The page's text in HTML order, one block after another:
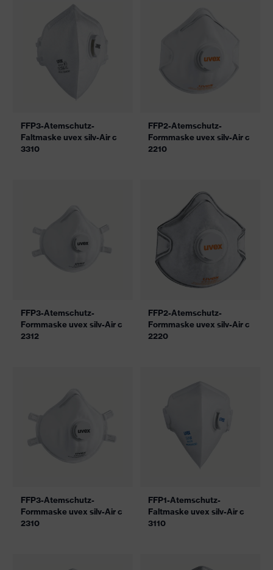
FFP3-Atemschutz-
Faltmaske uvex silv-Air c
3310
FFP2-Atemschutz-
Formmaske uvex silv-Air c
2210
FFP3-Atemschutz-
Formmaske uvex silv-Air c
2312
FFP2-Atemschutz-
Formmaske uvex silv-Air c
2220
FFP3-Atemschutz-
Formmaske uvex silv-Air c
2310
FFP1-Atemschutz-
Faltmaske uvex silv-Air c
3110